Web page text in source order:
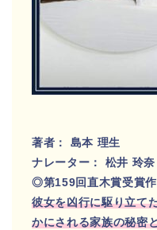
著者： 島本 理生
ナレーター： 松井 玲奈
◎第159回直木賞受賞作
彼女を凶行に駆り立て
かにされる家族の秘密